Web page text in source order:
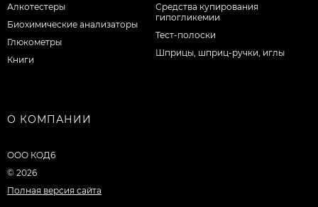
Алкотестеры
Биохимические анализаторы
Глюкометры
Книги
Средства купирования
гипогликемии
Тест-полоски
Шприцы, шприц-ручки, иглы
О КОМПАНИИ
ООО КОД6
© 2026
Полная версия сайта